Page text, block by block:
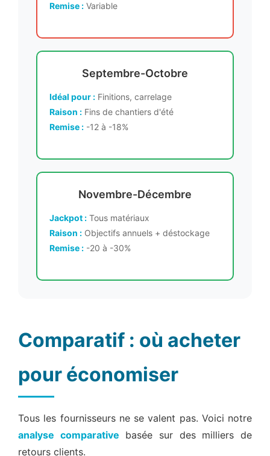
Remise : Variable
Septembre-Octobre
Idéal pour : Finitions, carrelage
Raison : Fins de chantiers d'été
Remise : -12 à -18%
Novembre-Décembre
Jackpot : Tous matériaux
Raison : Objectifs annuels + déstockage
Remise : -20 à -30%
Comparatif : où acheter
pour économiser
Tous les fournisseurs ne se valent pas. Voici notre
analyse comparative basée sur des milliers de
retours clients.